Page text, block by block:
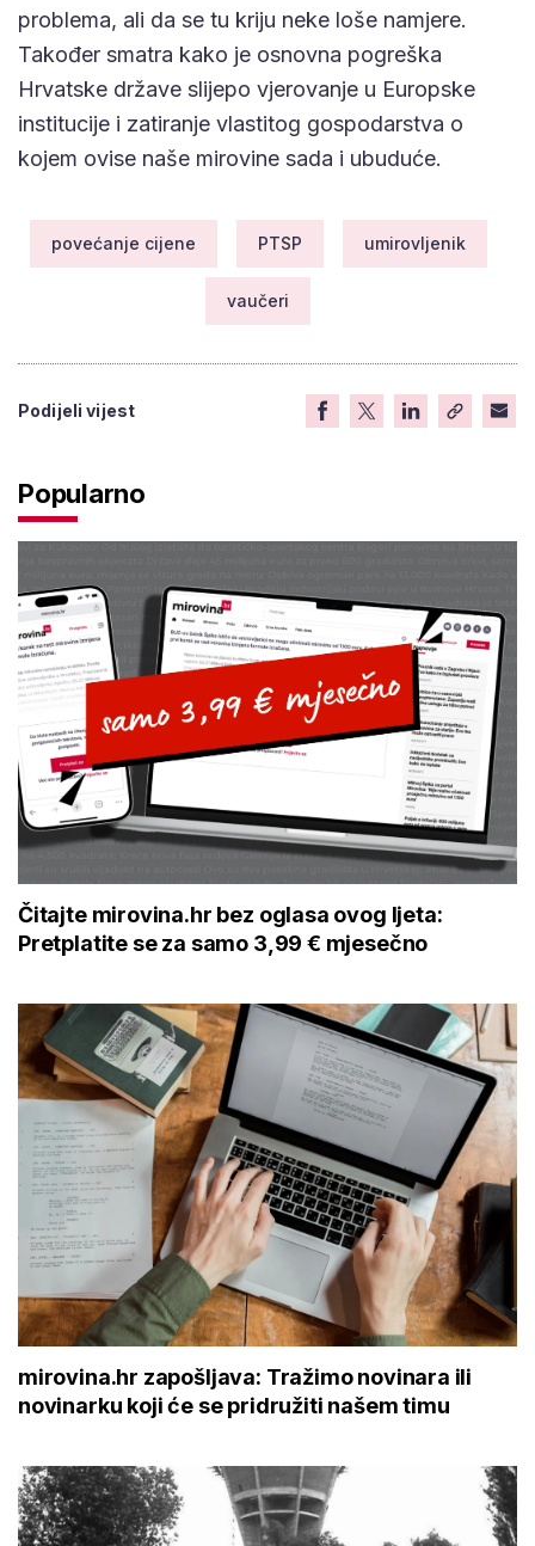
problema, ali da se tu kriju neke loše namjere.
Također smatra kako je osnovna pogreška
Hrvatske države slijepo vjerovanje u Europske
institucije i zatiranje vlastitog gospodarstva o
kojem ovise naše mirovine sada i ubuduće.
povećanje cijene PTSP umirovljenik
vaučeri
Podijeli vijest
Popularno
Čitajte mirovina.hr bez oglasa ovog ljeta:
Pretplatite se za samo 3,99 € mjesečno
mirovina.hr zapošljava: Tražimo novinara ili
novinarku koji će se pridružiti našem timu